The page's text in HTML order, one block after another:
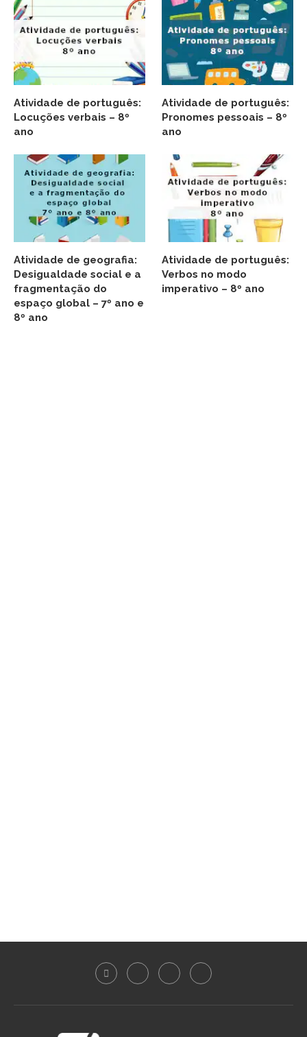
Atividade de português:
Locuções verbais – 8º
ano
Atividade de português:
Pronomes pessoais – 8º
ano
Atividade de geografia:
Desigualdade social e a
fragmentação do
espaço global – 7º ano e
8º ano
Atividade de português:
Verbos no modo
imperativo – 8º ano